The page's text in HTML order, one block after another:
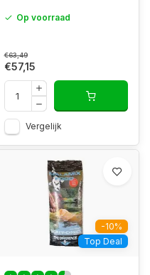
Op voorraad
€63,49
€57,15
Vergelijk
-10%
Top Deal